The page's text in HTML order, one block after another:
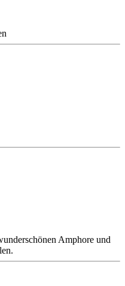
Amphore und